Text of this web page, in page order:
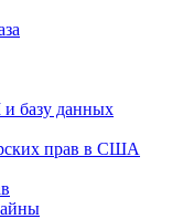
базу данных
прав в США